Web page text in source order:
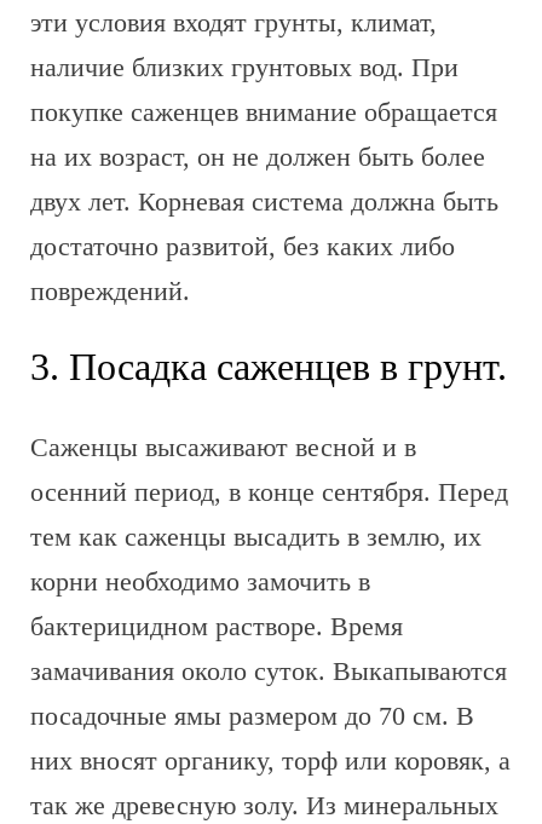
эти условия входят грунты, климат,
наличие близких грунтовых вод. При
покупке саженцев внимание обращается
на их возраст, он не должен быть более
двух лет. Корневая система должна быть
достаточно развитой, без каких либо
повреждений.
3. Посадка саженцев в грунт.
Саженцы высаживают весной и в
осенний период, в конце сентября. Перед
тем как саженцы высадить в землю, их
корни необходимо замочить в
бактерицидном растворе. Время
замачивания около суток. Выкапываются
посадочные ямы размером до 70 см. В
них вносят органику, торф или коровяк, а
так же древесную золу. Из минеральных